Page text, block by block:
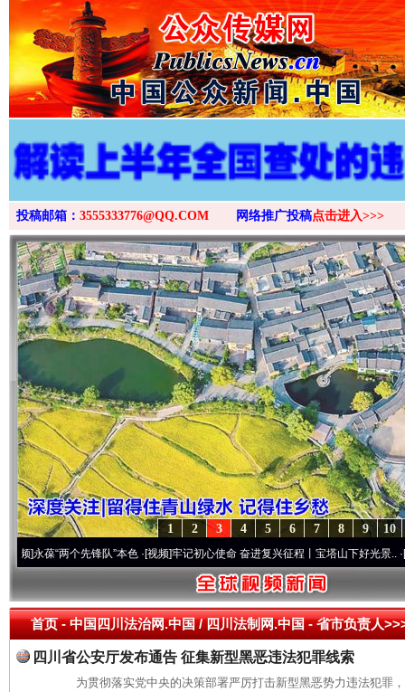
投稿邮箱： 3555333776@QQ.COM 网络推广投稿点击进入>>>
10
9
8
7
6
5
4
3
2
1
葆“两个先锋队”本色·[视频]牢记初心使命 奋进复兴征程丨宝塔山下好光景..·[视频]因
首页- 中国四川法治网.中国 / 四川法制网.中国 -省市负责人
四川省公安厅发布通告 征集新型黑恶违法犯罪线索
为贯彻落实党中央的决策部署严厉打击新型黑恶势力违法犯罪